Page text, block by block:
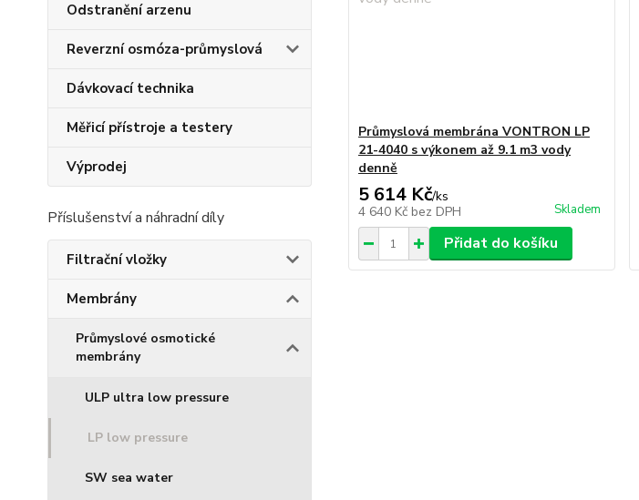
Odstranění arzenu
Reverzní osmóza-průmyslová
Dávkovací technika
Měřicí přístroje a testery
Výprodej
Příslušenství a náhradní díly
Filtrační vložky
Membrány
Průmyslové osmotické
membrány
ULP ultra low pressure
LP low pressure
SW sea water
Průmyslová membrána VONTRON LP
21-4040 s výkonem až 9.1 m3 vody
denně
5 614 Kč/ks
4 640 Kč bez DPH Skladem
Přidat do košíku